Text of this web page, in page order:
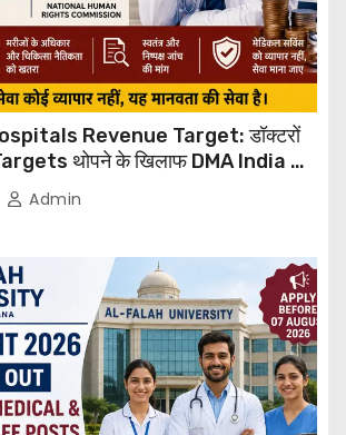
Revenue Target: डॉक्टरों
थोपने के खिलाफ DMA India का
से Suo Motu जांच की मांग
Admin